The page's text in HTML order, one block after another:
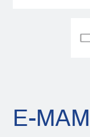
E-MAM